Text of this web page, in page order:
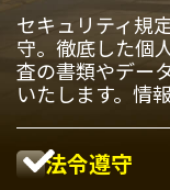
セキュリティ規
守。徹底した個
査の書類やデー
いたします。情
法令遵守